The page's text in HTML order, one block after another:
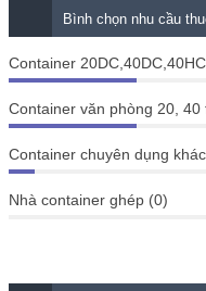
Bình chọn nhu cầu
Container
Container văn phòng 20, 40
Container chuyên dụng
Nhà container ghép (0)